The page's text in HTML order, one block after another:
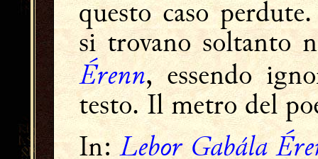
questo caso
si trovano soltanto
Érenn, essendo
testo. Il metro del
In:Lebor Gabála